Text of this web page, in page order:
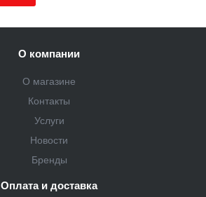
О компании
О магазине
Контакты
Услуги
Новости
Бренды
Оплата и доставка